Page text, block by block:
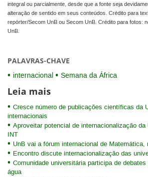
integral ou parcialmente, desde que a fonte seja
alteração de sentido em seus conteúdos. Crédito para
repórter/Secom UnB ou Secom UnB. Crédito para fotos:
UnB.
PALAVRAS-CHAVE
internacional Semana da África
Leia mais
Cresce número de publicações científicas da
internacionais
Aproveitar potencial de internacionalização
INT
UnB vai a fórum internacional de Matemática,
Encontro discute internacionalização das
Comunidade universitária participa de
água